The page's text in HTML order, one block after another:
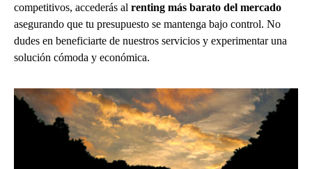
competitivos, accederás al renting más barato del mercado
asegurando que tu presupuesto se mantenga bajo control. No
dudes en beneficiarte de nuestros servicios y experimentar una
solución cómoda y económica.